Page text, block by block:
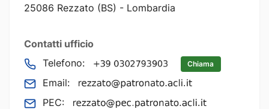
25086 Rezzato (BS) - Lombardia
Contatti ufficio
Telefono:
Chiama
Email:
PEC: